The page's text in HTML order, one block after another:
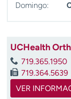
Domingo:
UCHealth
719.365.1950
719.364.5639
VER